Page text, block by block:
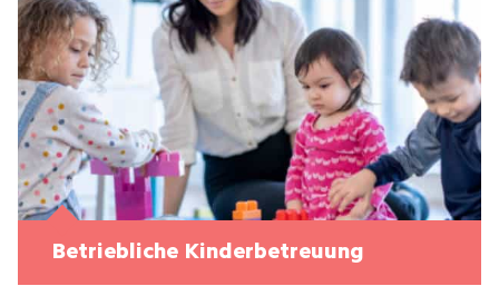
Betriebliche Kinderbetreuung